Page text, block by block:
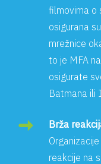
filmovima o
osigurana
mrežnice
to je MFA
osigurate
Batmana ili
Brža
reakcije na